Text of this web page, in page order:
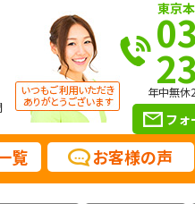
東京
年中無
フォ
覧 お客様の声